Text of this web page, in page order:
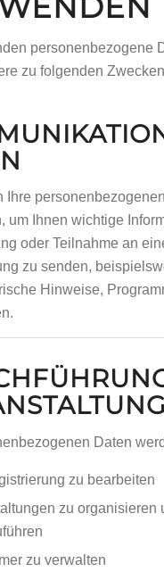
personenbezogene
zu folgenden
Ihre
um Ihnen wichtige
oder Teilnahme an
zu senden,
Hinweise,
Daten
zu bearbeiten
zu organisieren
zu verwalten